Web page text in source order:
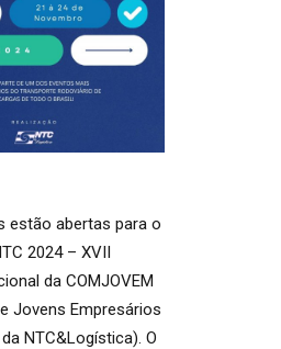
estão abertas para o
2024 – XVII
da COMJOVEM
Jovens Empresários
NTC&Logística). O